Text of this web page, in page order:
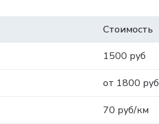
Стоимость
1500 руб
от 1800 руб
70 руб/км